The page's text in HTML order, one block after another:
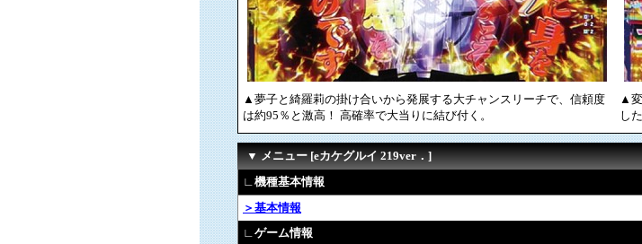
▲夢子と綺羅莉の掛け合いから発展する大チャンスリーチで、信頼度
は約95％と激高！ 高確率で大当りに結び付く。
▲変
し
▼ メニュー [eカケグルイ 219ver．]
∟機種基本情報
＞基本情報
∟ゲーム情報